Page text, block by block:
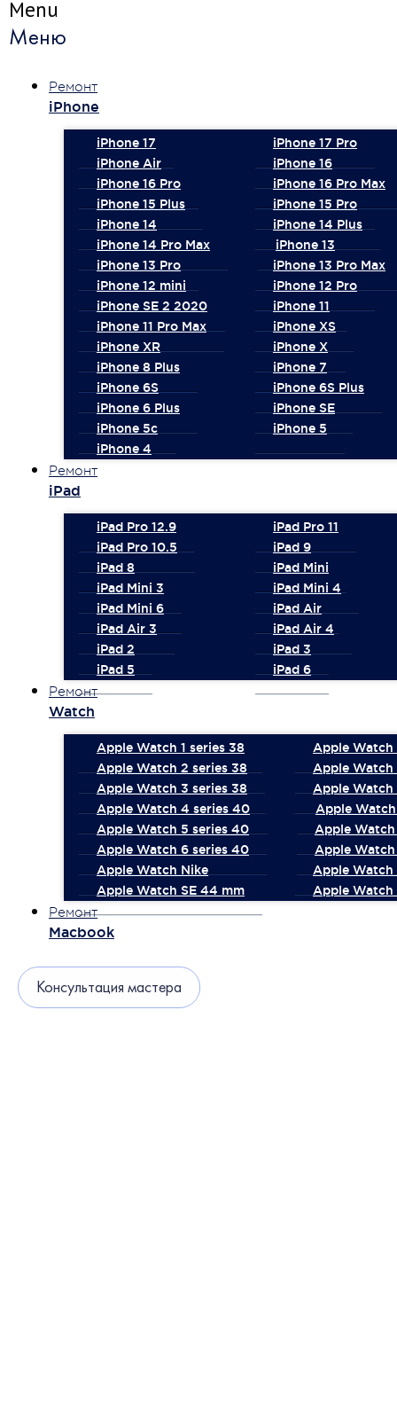
Menu
Меню
Ремонт
iPhone
iPhone 17
iPhone 17 Pro
iPhone Air
iPhone 16
iPhone 16 Pro
iPhone 16 Pro Max
iPhone 15 Plus
iPhone 15 Pro
iPhone 14
iPhone 14 Plus
iPhone 14 Pro Max
iPhone 13
iPhone 13 Pro
iPhone 13 Pro Max
iPhone 12 mini
iPhone 12 Pro
iPhone SE 2 2020
iPhone 11
iPhone 11 Pro Max
iPhone XS
iPhone XR
iPhone X
iPhone 8 Plus
iPhone 7
iPhone 6S
iPhone 6S Plus
iPhone 6 Plus
iPhone SE
iPhone 5c
iPhone 5
iPhone 4
Ремонт
iPad
iPad Pro 12.9
iPad Pro 11
iPad Pro 10.5
iPad 9
iPad 8
iPad Mini
iPad Mini 3
iPad Mini 4
iPad Mini 6
iPad Air
iPad Air 3
iPad Air 4
iPad 2
iPad 3
iPad 5
iPad 6
Ремонт
Watch
Apple Watch 1 series 38
Apple Watch
Apple Watch 2 series 38
Apple Watch
Apple Watch 3 series 38
Apple Watch
Apple Watch 4 series 40
Apple
Apple Watch 5 series 40
Apple
Apple Watch 6 series 40
Apple
Apple Watch Nike
Apple Watch
Apple Watch SE 44 mm
Apple Watch
Ремонт
Macbook
Консультация мастера